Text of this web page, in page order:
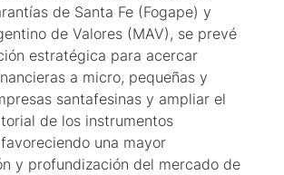
de Santa Fe (Fogape) y
de Valores (MAV), se prevé
estratégica para acercar
a micro, pequeñas y
santafesinas y ampliar el
de los instrumentos
una mayor
y profundización del mercado de